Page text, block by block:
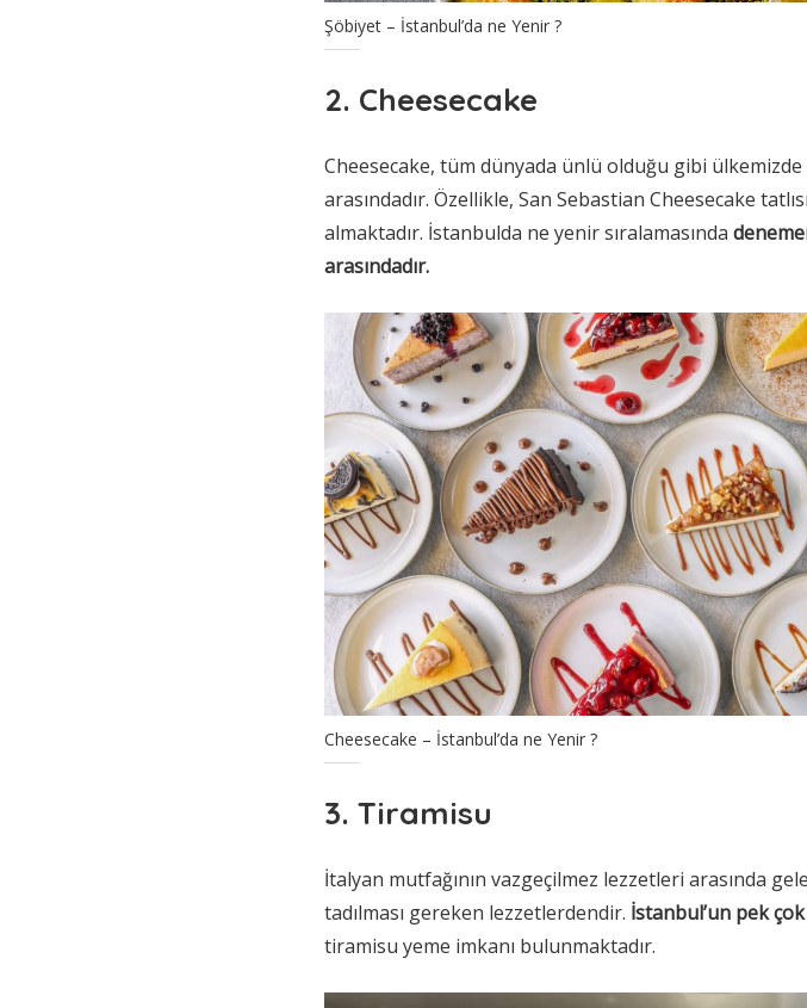
Şöbiyet – İstanbul’da ne Yenir ?
2. Cheesecake
Cheesecake, tüm dünyada ünlü olduğu gibi ülkemizde
arasındadır. Özellikle, San Sebastian Cheesecake
almaktadır. İstanbulda ne yenir sıralamasında
arasındadır.
Cheesecake – İstanbul’da ne Yenir ?
3. Tiramisu
İtalyan mutfağının vazgeçilmez lezzetleri arasında
tadılması gereken lezzetlerdendir. İstanbul’un pek
tiramisu yeme imkanı bulunmaktadır.